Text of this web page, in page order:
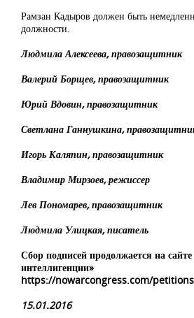
Рамзан Кадыров должен быть
должности.
Людмила Алексеева, правозащитник
Валерий Борщев, правозащитник
Юрий Вдовин, правозащитник
Светлана Ганнушкина,
Игорь Каляпин, правозащитник
Владимир Мирзоев, режиссер
Лев Пономарев, правозащитник
Людмила Улицкая, писатель
Сбор подписей продолжается на сайте
интеллигенции»
https://nowarcongress.com/
15.01.2016